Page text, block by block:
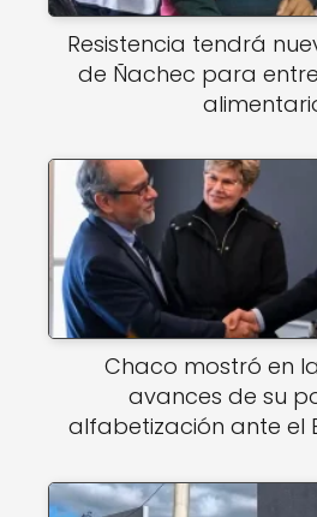
Resistencia tendrá
de Ñachec para
Chaco mostró en
avances de su
alfabetización ante el